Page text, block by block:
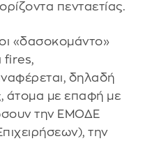
πενταετίας.
«δασοκομάντο»
fires,
δηλαδή
άτομα με επαφή με
την ΕΜΟΔΕ
την